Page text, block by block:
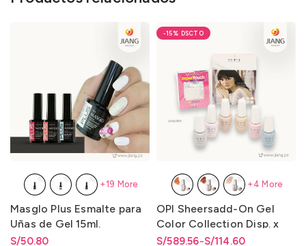
Masglo Plus Esmalte para
Uñas de Gel 15ml.
S/50.80
Rango de precios: desde
+19 More
-15%
OPI Sheersadd-On Gel
Color Collection Disp. x
Unidad y Disp. x Kit de 6gc
S/114.60
-
S/589.56
Rango de precios: desde
Rango de precios: desde
+4 More